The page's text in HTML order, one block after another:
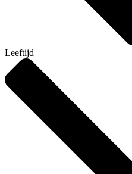
Leeftijd